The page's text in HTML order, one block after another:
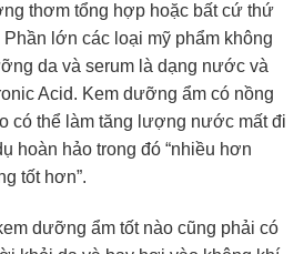
thơm tổng hợp hoặc bất cứ thứ
lớn các loại mỹ phẩm không
da và serum là dạng nước và
Acid. Kem dưỡng ẩm có nồng
có thể làm tăng lượng nước mất đi
hoàn hảo trong đó “nhiều hơn
tốt hơn”.
dưỡng ẩm tốt nào cũng phải có